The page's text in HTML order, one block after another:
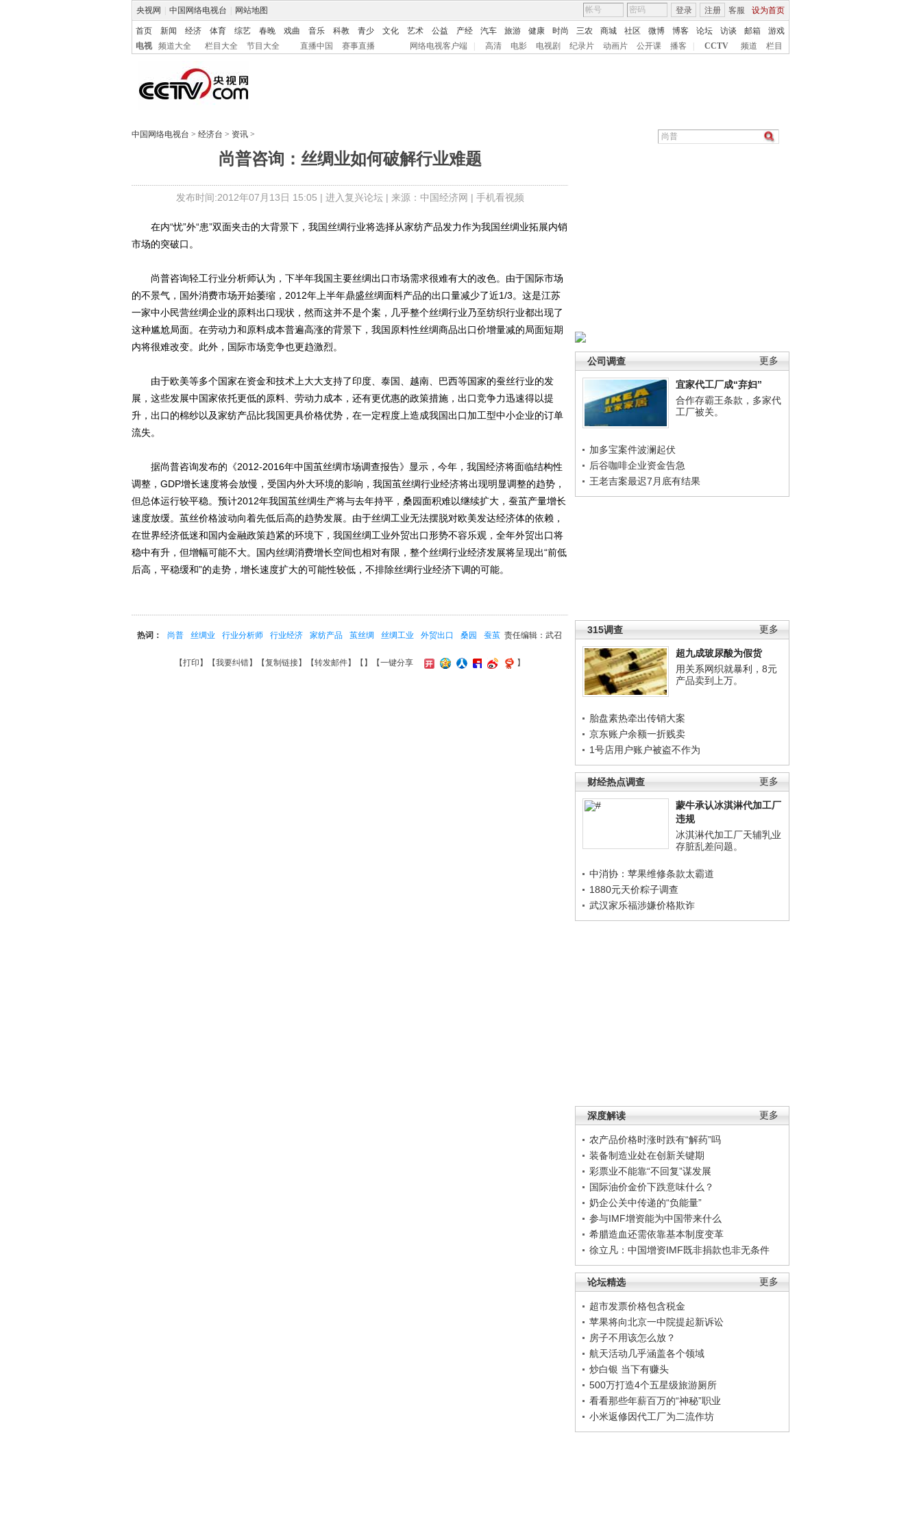
央视网 中国网络电视台 网站地图 客服 设为首页
登录 注册
首页 新闻 经济 体育 综艺 春晚 戏曲 音乐 科教 青少 文化 艺术 公益 产经 汽车 旅游 健康 时尚 三农 商城 社区 微博 博客 论坛 访谈 邮箱
游戏
电视
频道大全 栏目大全 节目大全 直播中国 赛事直播 网络电视客户端 高清 电影 电视剧 纪录片 动画片 公开课 播客 CCTV 频道 栏目
中国网络电视台 > 经济台 > 资讯 >
尚普咨询：丝绸业如何破解行业难题
发布时间:2012年07月13日 15:05 | 进入复兴论坛| 来源：中国经济网 | 手机看视频
更多
公司调查
宜家代工厂成“弃妇”
合作存霸王条款，多家代
工厂被关。
加多宝案件波澜起伏
后谷咖啡企业资金告急
王老吉案最迟7月底有结果
更多
315调查
超九成玻尿酸为假货
用关系网织就暴利，8元
产品卖到上万。
胎盘素热牵出传销大案
京东账户余额一折贱卖
1号店用户账户被盗不作为
更多
财经热点调查
蒙牛承认冰淇淋代加工厂
违规
冰淇淋代加工厂天辅乳业
存脏乱差问题。
中消协：苹果维修条款太霸道
1880元天价粽子调查
武汉家乐福涉嫌价格欺诈
更多
深度解读
农产品价格时涨时跌有“解药”吗
装备制造业处在创新关键期
彩票业不能靠“不回复”谋发展
国际油价金价下跌意味什么？
奶企公关中传递的“负能量”
参与IMF增资能为中国带来什么
希腊造血还需依靠基本制度变革
徐立凡：中国增资IMF既非捐款也非无条件
更多
论坛精选
超市发票价格包含税金
苹果将向北京一中院提起新诉讼
房子不用该怎么放？
航天活动几乎涵盖各个领域
炒白银 当下有赚头
500万打造4个五星级旅游厕所
看看那些年薪百万的“神秘”职业
小米返修因代工厂为二流作坊
在内“忧”外“患”双面夹击的大背景下，我国丝绸行业将选择从家纺产品发力作为我国丝绸业拓展内销
市场的突破口。
尚普咨询轻工行业分析师认为，下半年我国主要丝绸出口市场需求很难有大的改色。由于国际市场
的不景气，国外消费市场开始萎缩，2012年上半年鼎盛丝绸面料产品的出口量减少了近1/3。这是江苏
一家中小民营丝绸企业的原料出口现状，然而这并不是个案，几乎整个丝绸行业乃至纺织行业都出现了
这种尴尬局面。在劳动力和原料成本普遍高涨的背景下，我国原料性丝绸商品出口价增量减的局面短期
内将很难改变。此外，国际市场竞争也更趋激烈。
由于欧美等多个国家在资金和技术上大大支持了印度、泰国、越南、巴西等国家的蚕丝行业的发
展，这些发展中国家依托更低的原料、劳动力成本，还有更优惠的政策措施，出口竞争力迅速得以提
升，出口的棉纱以及家纺产品比我国更具价格优势，在一定程度上造成我国出口加工型中小企业的订单
流失。
据尚普咨询发布的《2012-2016年中国茧丝绸市场调查报告》显示，今年，我国经济将面临结构性
调整，GDP增长速度将会放慢，受国内外大环境的影响，我国茧丝绸行业经济将出现明显调整的趋势，
但总体运行较平稳。预计2012年我国茧丝绸生产将与去年持平，桑园面积难以继续扩大，蚕茧产量增长
速度放缓。茧丝价格波动向着先低后高的趋势发展。由于丝绸工业无法摆脱对欧美发达经济体的依赖，
在世界经济低迷和国内金融政策趋紧的环境下，我国丝绸工业外贸出口形势不容乐观，全年外贸出口将
稳中有升，但增幅可能不大。国内丝绸消费增长空间也相对有限，整个丝绸行业经济发展将呈现出“前低
后高，平稳缓和”的走势，增长速度扩大的可能性较低，不排除丝绸行业经济下调的可能。
责任编辑：武召
热词： 尚普 丝绸业 行业分析师 行业经济 家纺产品 茧丝绸 丝绸工业 外贸出口 桑园 蚕茧
【打印 】【我要纠错】【复制链接】【转发邮件】【 】 【一键分享 】